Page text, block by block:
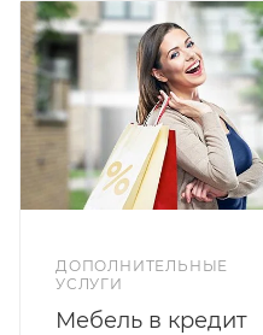
ДОПОЛНИТЕЛЬНЫЕ
УСЛУГИ
Мебель в кредит